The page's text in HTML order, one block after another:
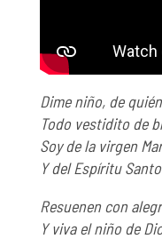
Dime niño, de
Todo vestidito de
Soy de la virgen
Y del Espíritu Santo
Resuenen con
Y viva el niño de